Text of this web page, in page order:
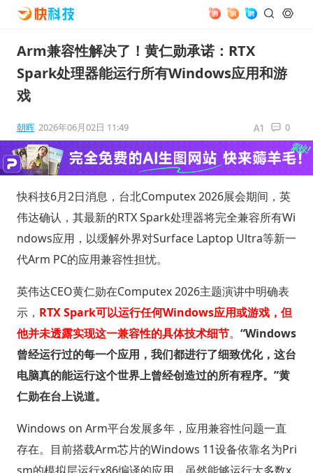
Arm兼容性解决了！黄仁勋承诺：RTX
Spark处理器能运行所有Windows应用和游
戏
朝晖 2026年06月02日 11:49 0
快科技6月2日消息，台北Computex 2026展会期间，英
伟达确认，其最新的RTX Spark处理器将完全兼容所有Wi
ndows应用，以缓解外界对Surface Laptop Ultra等新一
代Arm PC的应用兼容性担忧。
英伟达CEO黄仁勋在Computex 2026主题演讲中明确表
示， RTX Spark可以运行任何Windows应用或游戏，但
他并未透露实现这一兼容性的具体技术细节。 “Windows
曾经运行过的每一个应用，我们都进行了细致优化，这台
电脑真的能运行这个世界上曾经创造过的所有程序。”黄
仁勋在台上说道。
Windows on Arm平台发展多年，应用兼容性问题一直
存在。目前搭载Arm芯片的Windows 11设备依靠名为Pri